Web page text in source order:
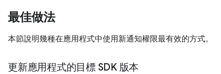
最佳做法
本節說明幾種在應用程式中使用新通知權限最有效的方式。
更新應用程式的目標 SDK 版本